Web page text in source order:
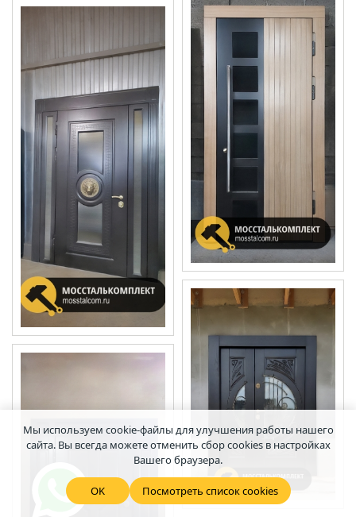
Мы используем cookie-файлы для улучшения работы нашего
сайта. Вы всегда можете отменить сбор cookies в настройках
Вашего браузера.
OK Посмотреть список cookies